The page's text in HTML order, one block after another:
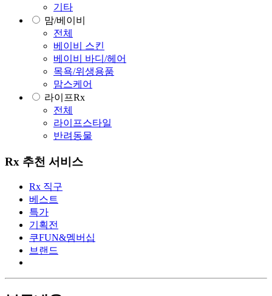
기타
맘/베이비
전체
베이비 스킨
베이비 바디/헤어
목욕/위생용품
맘스케어
라이프Rx
전체
라이프스타일
반려동물
Rx 추천 서비스
Rx 직구
베스트
특가
기획전
쿠FUN&멤버십
브랜드